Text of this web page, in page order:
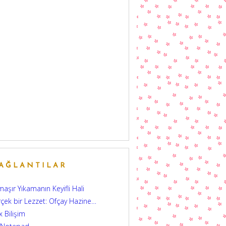
Yıkamanın Keyifli Hali
bir Lezzet: Ofçay Hazine…
Bilişim